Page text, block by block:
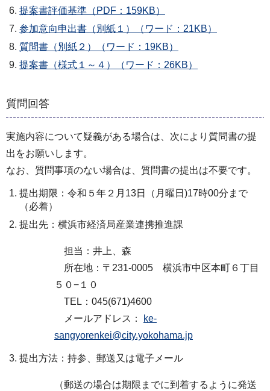
提案書評価基準（PDF：159KB）
参加意向申出書（別紙１）（ワード：21KB）
質問書（別紙２）（ワード：19KB）
提案書（様式１～４）（ワード：26KB）
質問回答
実施内容について疑義がある場合は、次により質問書の提
出をお願いします。
なお、質問事項のない場合は、質問書の提出は不要です。
提出期限：令和５年２月13日（月曜日)17時00分まで
（必着）
提出先：横浜市経済局産業連携推進課
担当：井上、森
所在地：〒231-0005 横浜市中区本町６丁目
５０−１０
TEL：045(671)4600
メールアドレス：
ke-
sangyorenkei@city.yokohama.jp
提出方法：持参、郵送又は電子メール
（郵送の場合は期限までに到着するように発送